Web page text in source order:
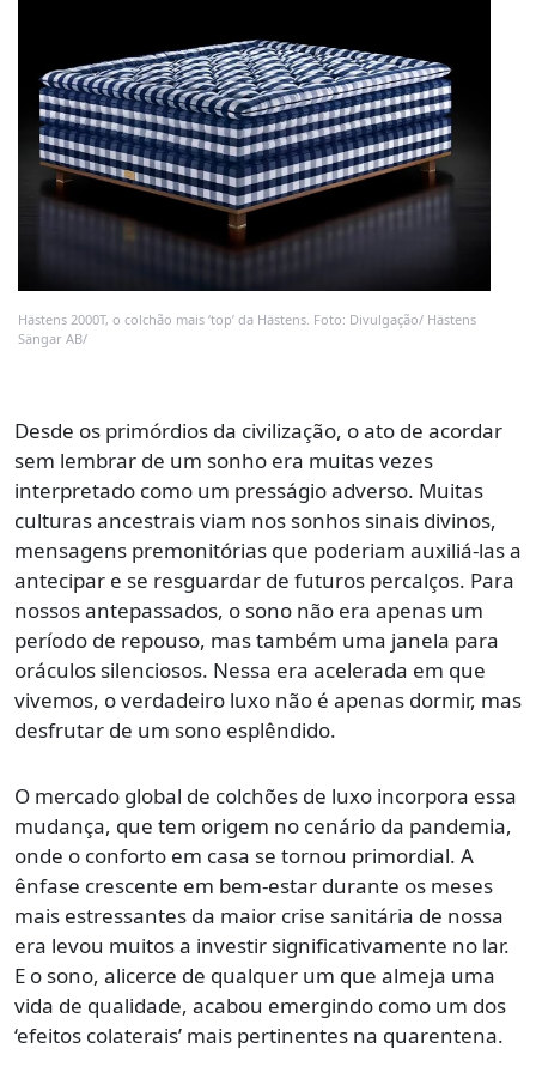
Hästens 2000T, o colchão mais ‘top’ da Hästens. Foto: Divulgação/ Hästens
Sängar AB/
Desde os primórdios da civilização, o ato de acordar
sem lembrar de um sonho era muitas vezes
interpretado como um presságio adverso. Muitas
culturas ancestrais viam nos sonhos sinais divinos,
mensagens premonitórias que poderiam auxiliá-las a
antecipar e se resguardar de futuros percalços. Para
nossos antepassados, o sono não era apenas um
período de repouso, mas também uma janela para
oráculos silenciosos. Nessa era acelerada em que
vivemos, o verdadeiro luxo não é apenas dormir, mas
desfrutar de um sono esplêndido.
O mercado global de colchões de luxo incorpora essa
mudança, que tem origem no cenário da pandemia,
onde o conforto em casa se tornou primordial. A
ênfase crescente em bem-estar durante os meses
mais estressantes da maior crise sanitária de nossa
era levou muitos a investir significativamente no lar.
E o sono, alicerce de qualquer um que almeja uma
vida de qualidade, acabou emergindo como um dos
‘efeitos colaterais’ mais pertinentes na quarentena.